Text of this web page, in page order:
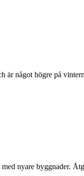
är något högre på
nyare byggnader.